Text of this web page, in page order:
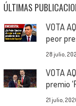
ÚLTIMAS
VOTA
peor
28 julio,
VOTA
premio
21 julio,